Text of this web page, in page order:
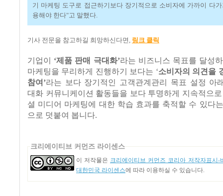
기 마케팅 도구로 접근하기보다 장기적으로 소비자에 가까이 다
용해야 한다"고 말했다.
기사 전문을 참고하길 희망하신다면 , 링크 클릭
기업이 ‘제품 판매 극대화’라는 비즈니스 목표를 달성
마케팅을 무리하게 진행하기 보다는 ‘소비자의 의견을
참여 ’라는 보다 장기적인 고객관계관리 목표 설정 아
대화 커뮤니케이션 활동들을 보다 투명하게 지속적으
셜 미디어 마케팅에 대한 학습 효과를 축적할 수 있다
으로 덧붙여 봅니다.
크리에이티브 커먼즈 라이센스
이 저작물은 크리에이티브 커먼즈 코리아 저작자표시-
대한민국 라이센스에 따라 이용하실 수 있습니다.